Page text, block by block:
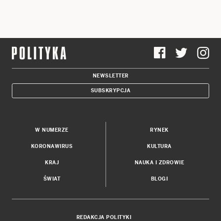
NEWSLETTER
SUBSKRYPCJA
W NUMERZE
KORONAWIRUS
KRAJ
ŚWIAT
RYNEK
KULTURA
NAUKA I ZDROWIE
BLOGI
REDAKCJA POLITYKI